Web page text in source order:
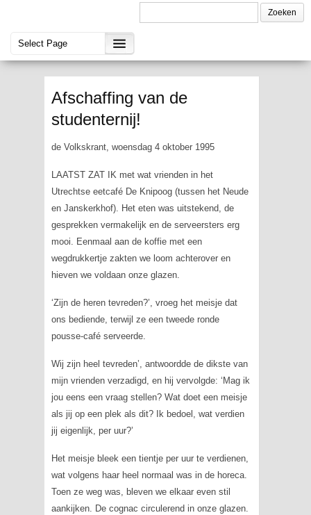
Afschaffing van de
studenternij!
de Volkskrant, woensdag 4 oktober 1995
LAATST ZAT IK met wat vrienden in het
Utrechtse eetcafé De Knipoog (tussen het Neude
en Janskerkhof). Het eten was uitstekend, de
gesprekken vermakelijk en de serveersters erg
mooi. Eenmaal aan de koffie met een
wegdrukkertje zakten we loom achterover en
hieven we voldaan onze glazen.
‘Zijn de heren tevreden?’, vroeg het meisje dat
ons bediende, terwijl ze een tweede ronde
pousse-café serveerde.
Wij zijn heel tevreden’, antwoordde de dikste van
mijn vrienden verzadigd, en hij vervolgde: ‘Mag ik
jou eens een vraag stellen? Wat doet een meisje
als jij op een plek als dit? Ik bedoel, wat verdien
jij eigenlijk, per uur?’
Het meisje bleek een tientje per uur te verdienen,
wat volgens haar heel normaal was in de horeca.
Toen ze weg was, bleven we elkaar even stil
aankijken. De cognac circulerend in onze glazen.